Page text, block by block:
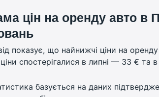
цін на оренду авто в
показує, що найнижчі ціни на
спостерігалися в липні — 33 € та
базується на даних